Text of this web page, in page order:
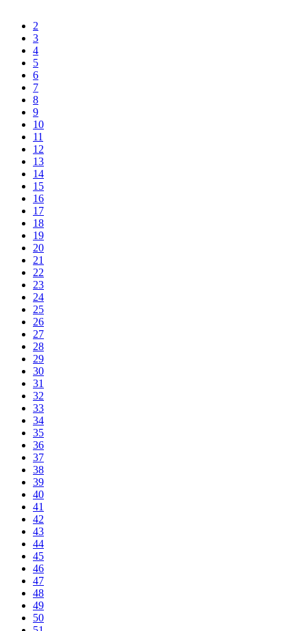
2
3
4
5
6
7
8
9
10
11
12
13
14
15
16
17
18
19
20
21
22
23
24
25
26
27
28
29
30
31
32
33
34
35
36
37
38
39
40
41
42
43
44
45
46
47
48
49
50